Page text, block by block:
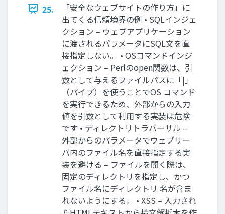
25.
「安全なウェブサイトの作り方」に
出てくる信頼境界の例 • SQLインジェ
クション – ウェブアプリケーション
に渡されるパラメータにSQL文を直
接指定しない。 • OSコマンドインジ
ェクション – Perlのopen関数は、引
数として与えるファイルパスに「|」
（パイプ）を使うことでOS コマンド
を実行できるため、外部からの入力
値を引数として利用する実装は危険
です • ディレクトリトラバーサル –
外部からのパラメータでウェブサー
バ内のファイル名を直接指定する実
装を避ける – ファイルを開く際は、
固定のディレクトリを指定し、かつ
ファイル名にディレクトリ 名が含ま
れないようにする。 • XSS – 入力され